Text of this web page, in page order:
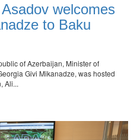
welcomes
to Baku
of Azerbaijan, Minister of
Givi Mikanadze, was hosted
Ali...